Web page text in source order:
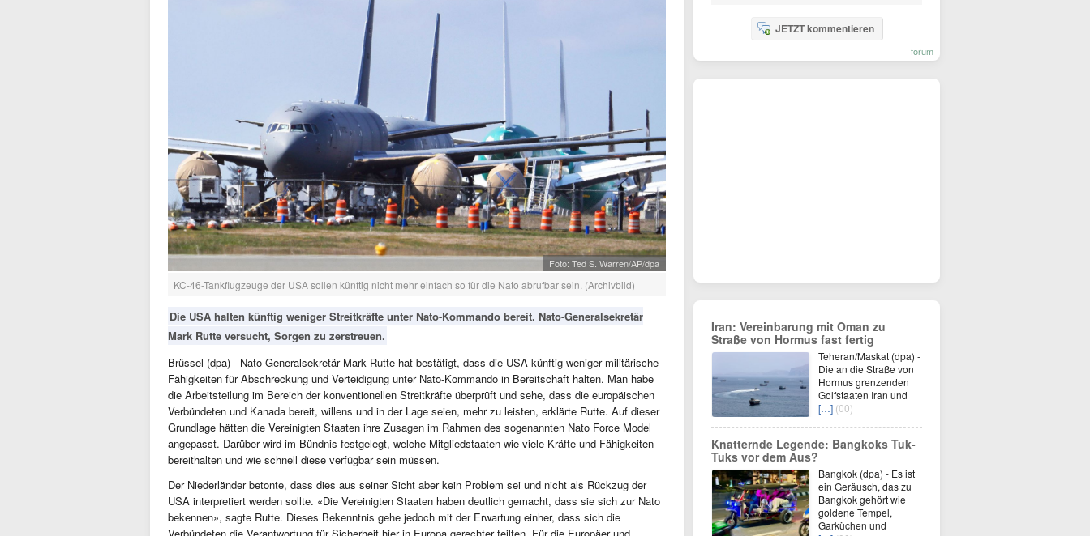
Foto: Ted S. Warren/AP/dpa
KC-46-Tankflugzeuge der USA sollen künftig nicht mehr einfach so für die Nato abrufbar sein. (Archivbild)
Die USA halten künftig weniger Streitkräfte unter Nato-Kommando bereit. Nato-Generalsekretär
Mark Rutte versucht, Sorgen zu zerstreuen.
Brüssel (dpa) - Nato-Generalsekretär Mark Rutte hat bestätigt, dass die USA künftig weniger militärische
Fähigkeiten für Abschreckung und Verteidigung unter Nato-Kommando in Bereitschaft halten. Man habe
die Arbeitsteilung im Bereich der konventionellen Streitkräfte überprüft und sehe, dass die europäischen
Verbündeten und Kanada bereit, willens und in der Lage seien, mehr zu leisten, erklärte Rutte. Auf dieser
Grundlage hätten die Vereinigten Staaten ihre Zusagen im Rahmen des sogenannten Nato Force Model
angepasst. Darüber wird im Bündnis festgelegt, welche Mitgliedstaaten wie viele Kräfte und Fähigkeiten
bereithalten und wie schnell diese verfügbar sein müssen.
Der Niederländer betonte, dass dies aus seiner Sicht aber kein Problem sei und nicht als Rückzug der
USA interpretiert werden sollte. «Die Vereinigten Staaten haben deutlich gemacht, dass sie sich zur Nato
bekennen», sagte Rutte. Dieses Bekenntnis gehe jedoch mit der Erwartung einher, dass sich die
JETZT kommentieren
forum
Iran: Vereinbarung mit Oman zu
Straße von Hormus fast fertig
Teheran/Maskat (dpa) -
Die an die Straße von
Hormus grenzenden
Golfstaaten Iran und
[…] (00)
Knatternde Legende: Bangkoks Tuk-
Tuks vor dem Aus?
Bangkok (dpa) - Es ist
ein Geräusch, das zu
Bangkok gehört wie
goldene Tempel,
Garküchen und